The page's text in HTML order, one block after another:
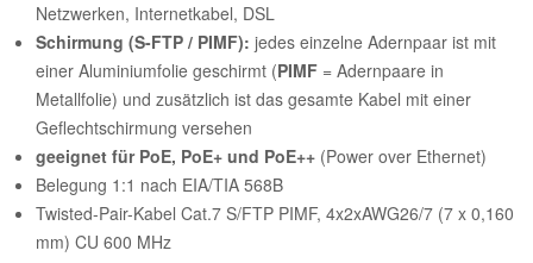
Netzwerken, Internetkabel, DSL
Schirmung (S-FTP / PIMF): jedes einzelne Adernpaar ist mit
einer Aluminiumfolie geschirmt (PIMF = Adernpaare in
Metallfolie) und zusätzlich ist das gesamte Kabel mit einer
Geflechtschirmung versehen
geeignet für PoE, PoE+ und PoE++ (Power over Ethernet)
Belegung 1:1 nach EIA/TIA 568B
Twisted-Pair-Kabel Cat.7 S/FTP PIMF, 4x2xAWG26/7 (7 x 0,160
mm) CU 600 MHz